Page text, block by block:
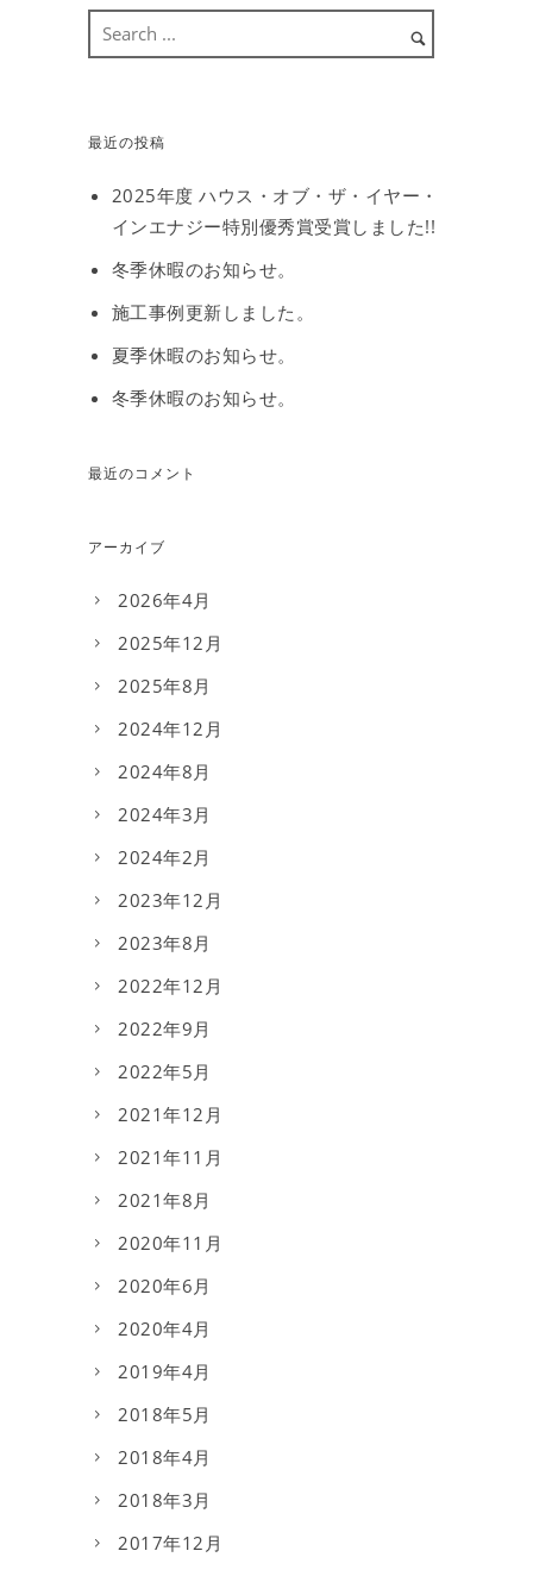
最近の投稿
2025年度 ハウス・オブ・ザ・イヤー・
インエナジー特別優秀賞受賞しました!!
冬季休暇のお知らせ。
施工事例更新しました。
夏季休暇のお知らせ。
冬季休暇のお知らせ。
最近のコメント
アーカイブ
2026年4月
2025年12月
2025年8月
2024年12月
2024年8月
2024年3月
2024年2月
2023年12月
2023年8月
2022年12月
2022年9月
2022年5月
2021年12月
2021年11月
2021年8月
2020年11月
2020年6月
2020年4月
2019年4月
2018年5月
2018年4月
2018年3月
2017年12月